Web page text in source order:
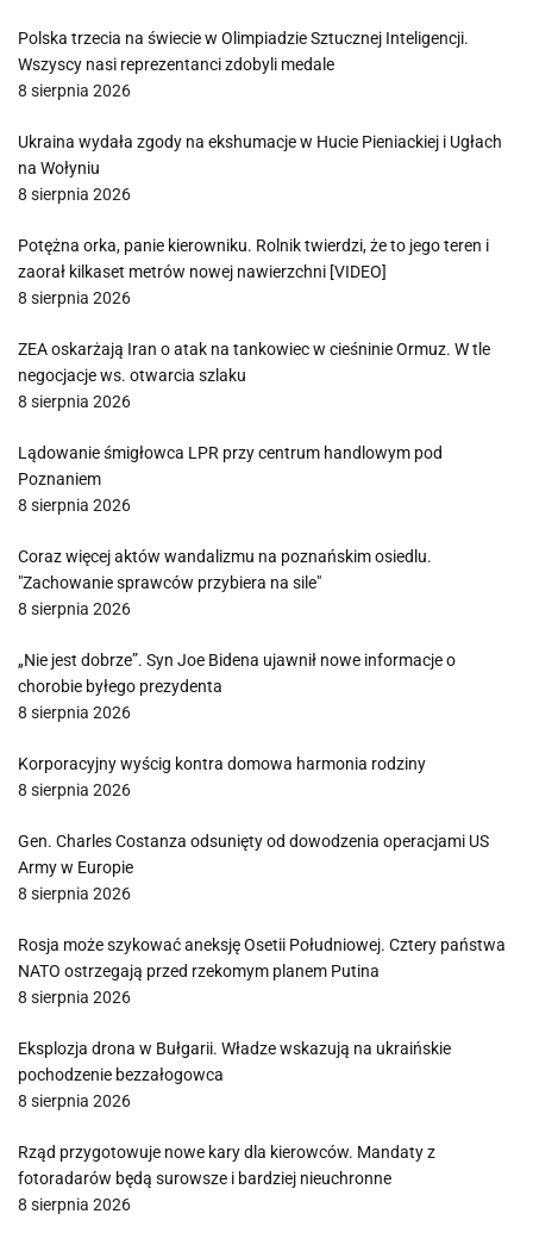
Polska trzecia na świecie w Olimpiadzie Sztucznej Inteligencji.
Wszyscy nasi reprezentanci zdobyli medale
8 sierpnia 2026
Ukraina wydała zgody na ekshumacje w Hucie Pieniackiej i Ugłach
na Wołyniu
8 sierpnia 2026
Potężna orka, panie kierowniku. Rolnik twierdzi, że to jego teren i
zaorał kilkaset metrów nowej nawierzchni [VIDEO]
8 sierpnia 2026
ZEA oskarżają Iran o atak na tankowiec w cieśninie Ormuz. W tle
negocjacje ws. otwarcia szlaku
8 sierpnia 2026
Lądowanie śmigłowca LPR przy centrum handlowym pod
Poznaniem
8 sierpnia 2026
Coraz więcej aktów wandalizmu na poznańskim osiedlu.
"Zachowanie sprawców przybiera na sile"
8 sierpnia 2026
„Nie jest dobrze”. Syn Joe Bidena ujawnił nowe informacje o
chorobie byłego prezydenta
8 sierpnia 2026
Korporacyjny wyścig kontra domowa harmonia rodziny
8 sierpnia 2026
Gen. Charles Costanza odsunięty od dowodzenia operacjami US
Army w Europie
8 sierpnia 2026
Rosja może szykować aneksję Osetii Południowej. Cztery państwa
NATO ostrzegają przed rzekomym planem Putina
8 sierpnia 2026
Eksplozja drona w Bułgarii. Władze wskazują na ukraińskie
pochodzenie bezzałogowca
8 sierpnia 2026
Rząd przygotowuje nowe kary dla kierowców. Mandaty z
fotoradarów będą surowsze i bardziej nieuchronne
8 sierpnia 2026